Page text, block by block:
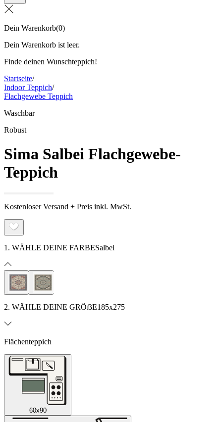
Dein Warenkorb(0)
Dein Warenkorb ist leer.
Finde deinen Wunschteppich!
Startseite/
Indoor Teppich/
Flachgewebe Teppich
Waschbar
Robust
Sima Salbei Flachgewebe-
Teppich
Kostenloser Versand + Preis inkl. MwSt.
1. WÄHLE DEINE FARBESalbei
2. WÄHLE DEINE GRÖẞE185x275
Flächenteppich
60x90